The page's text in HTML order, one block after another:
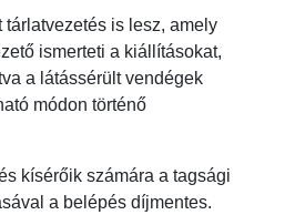
tárlatvezetés is lesz, amely
ismerteti a kiállításokat,
a látássérült vendégek
módon történő
kísérőik számára a tagsági
a belépés díjmentes.